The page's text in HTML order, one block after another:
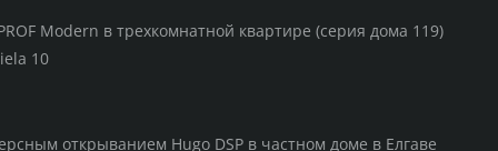
Modern в трехкомнатной квартире (серия дома 119)
10
открыванием Hugo DSP в частном доме в Елгаве